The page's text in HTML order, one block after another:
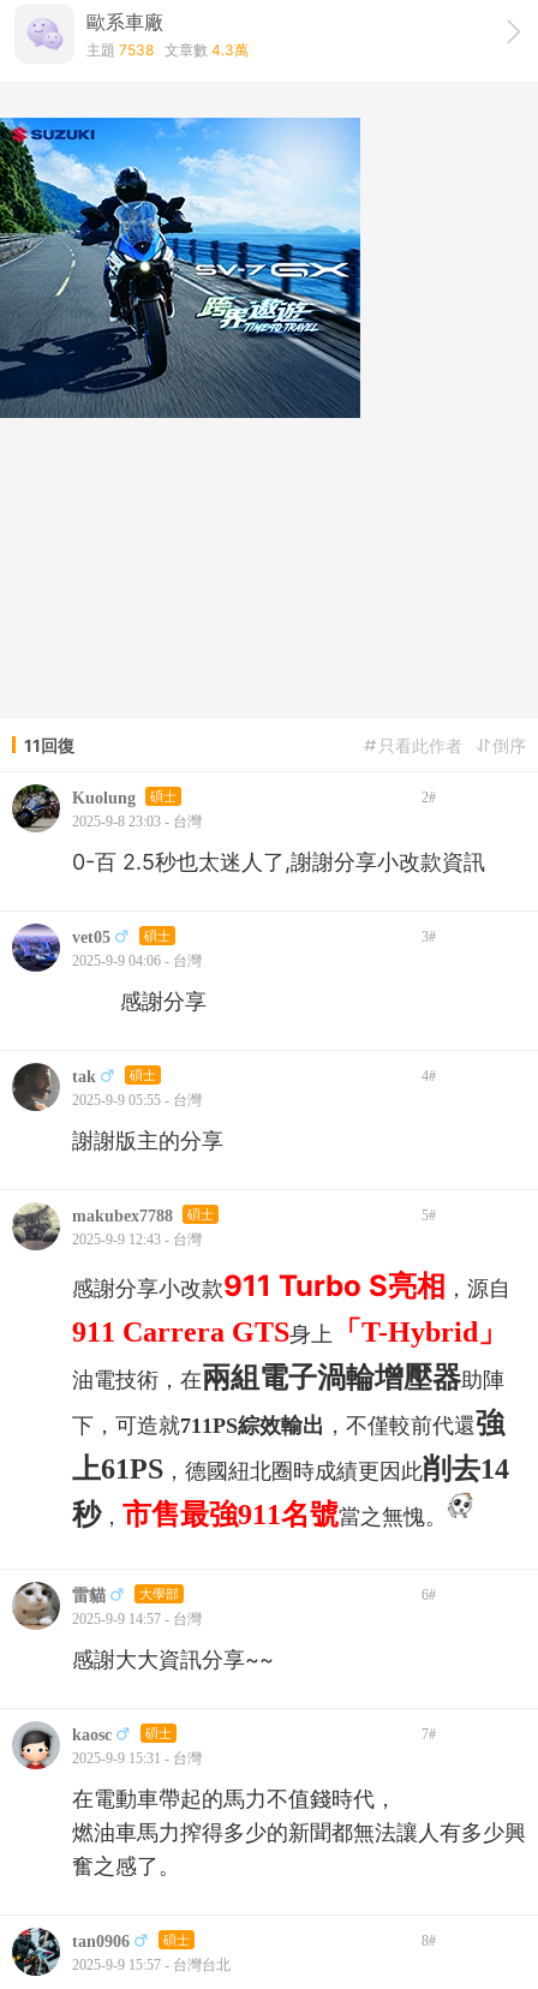
歐系車廠
主題 7538 文章數 4.3萬
11回復 倒序
只看此作者
Kuolung 碩士 2#
2025-9-8 23:03 - 台灣
0-百 2.5秒也太迷人了,謝謝分享小改款資訊
vet05 碩士 3#
2025-9-9 04:06 - 台灣
感謝分享
tak 碩士 4#
2025-9-9 05:55 - 台灣
謝謝版主的分享
makubex7788 碩士 5#
2025-9-9 12:43 - 台灣
感謝分享小改款911 Turbo S亮相 ，源自
911 Carrera GTS身上 「T-Hybrid」
油電技術，在兩組電子渦輪增壓器助陣
下，可造就711PS綜效輸出 ，不僅較前代還強
上61PS ，德國紐北圈時成績更因此削去14
秒， 市售最強911名號當之無愧。
雷貓 大學部 6#
2025-9-9 14:57 - 台灣
感謝大大資訊分享~~
kaosc 碩士 7#
2025-9-9 15:31 - 台灣
在電動車帶起的馬力不值錢時代，
燃油車馬力搾得多少的新聞都無法讓人有多少興
奮之感了。
tan0906 碩士 8#
2025-9-9 15:57 - 台灣台北